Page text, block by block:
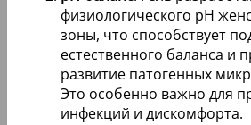
физиологического pH
зоны, что способствует
естественного баланса и
развитие патогенных
Это особенно важно для
инфекций и дискомфорта.